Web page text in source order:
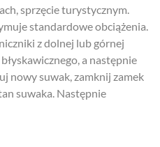
sprzęcie turystycznym.
standardowe obciążenia.
z dolnej lub górnej
a następnie
nowy suwak, zamknij zamek
suwaka. Następnie